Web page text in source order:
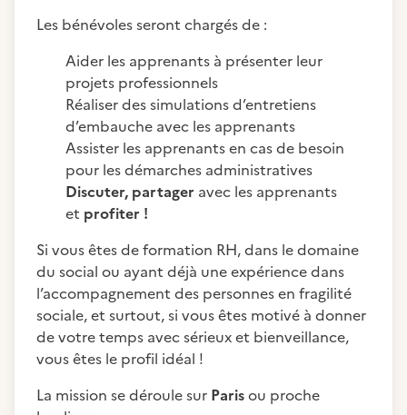
Les bénévoles seront chargés de :
Aider les apprenants à présenter leur
projets professionnels
Réaliser des simulations d’entretiens
d’embauche avec les apprenants
Assister les apprenants en cas de besoin
pour les démarches administratives
Discuter, partager avec les apprenants
et profiter !
Si vous êtes de formation RH, dans le domaine
du social ou ayant déjà une expérience dans
l’accompagnement des personnes en fragilité
sociale, et surtout, si vous êtes motivé à donner
de votre temps avec sérieux et bienveillance,
vous êtes le profil idéal !
La mission se déroule sur Parisou proche